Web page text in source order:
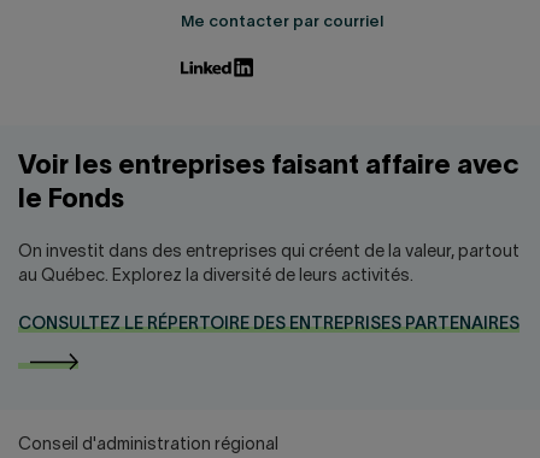
Me contacter par courriel
Voir les entreprises faisant affaire avec
le Fonds
On investit dans des entreprises qui créent de la valeur, partout
au Québec. Explorez la diversité de leurs activités.
CONSULTEZ LE RÉPERTOIRE DES ENTREPRISES PARTENAIRES
Conseil d'administration régional